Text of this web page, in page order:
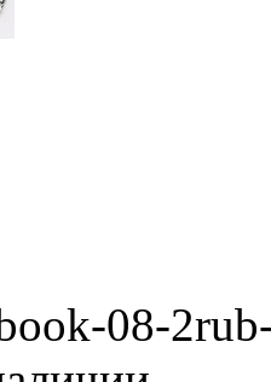
08-